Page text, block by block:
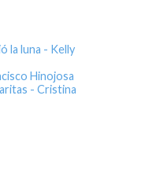
la luna - Kelly
Hinojosa
- Cristina